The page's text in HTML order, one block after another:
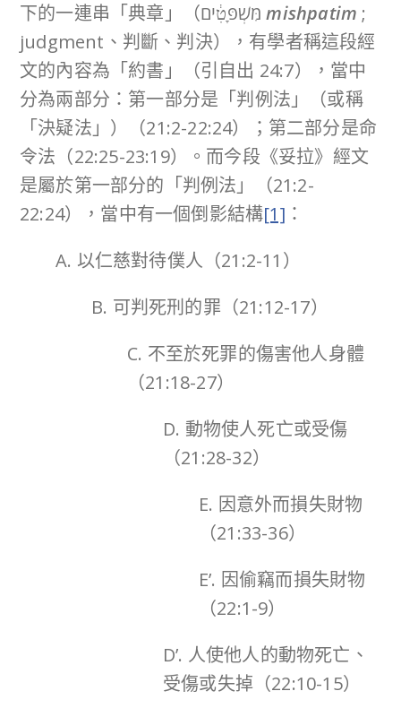
下的一連串「典章」（מִּשְׁפָּטִ֔יםmishpatim ;
judgment、判斷、判決），有學者稱這段經
文的內容為「約書」（引自出 24:7），當中
分為兩部分：第一部分是「判例法」（或稱
「決疑法」）（21:2-22:24）；第二部分是命
令法（22:25-23:19）。而今段《妥拉》經文
是屬於第一部分的「判例法」（21:2-
22:24），當中有一個倒影結構[1] ：
A. 以仁慈對待僕人（21:2-11）
B. 可判死刑的罪（21:12-17）
C. 不至於死罪的傷害他人身體
（21:18-27）
D. 動物使人死亡或受傷
（21:28-32）
E. 因意外而損失財物
（21:33-36）
E’. 因偷竊而損失財物
（22:1-9）
D’. 人使他人的動物死亡、
受傷或失掉（22:10-15）